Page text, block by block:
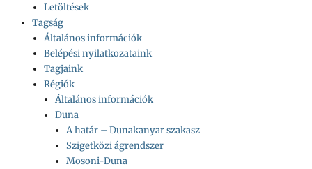
Letöltések
Tagság
Általános információk
Belépési nyilatkozataink
Tagjaink
Régiók
Általános információk
Duna
A határ – Dunakanyar szakasz
Szigetközi ágrendszer
Mosoni-Duna